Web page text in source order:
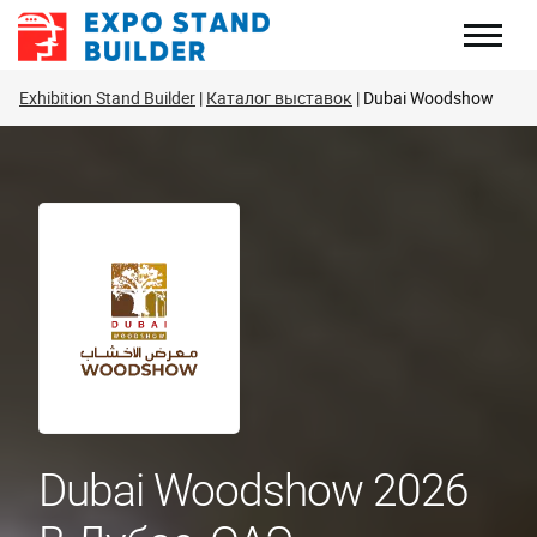
Перейти
Exhibition Stand Builder Каталог выставок Dubai Woodshow
Dubai Woodshow 2026